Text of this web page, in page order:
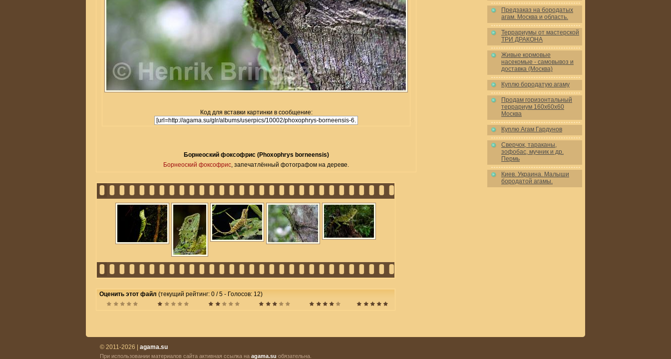
Код для вставки картинки в сообщение:
Борнеоский фоксофрис (Phoxophrys borneensis)
Борнеоский фоксофрис, запечатлённый фотографом на дереве.
Оценить этот файл (текущий рейтинг: 0 / 5 - Голосов: 12)
Предзаказ на бородатых
агам. Москва и область.
Террариумы от мастерской
ТРИ ДРАКОНА
Живые кормовые
насекомые - самовывоз и
доставка (Москва)
Куплю бородатую агаму
Продам горизонтальный
террариум 160x60x60
Москва
Куплю Агам Гардунов
Сверчок, тараканы,
зофобас, мучник и др.
Пермь
Киев. Украина. Малыши
бородатой агамы.
© 2011-2026 | agama.su
При использовании материалов сайта активная ссылка на agama.su обязательна.